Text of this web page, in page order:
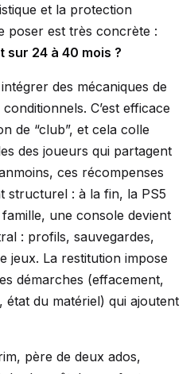
et la protection
poser est très concrète :
24 à 40 mois ?
des mécaniques de
C’est efficace
de “club”, et cela colle
des joueurs qui partagent
ces récompenses
structurel : à la fin, la PS5
une console devient
: profils, sauvegardes,
jeux. La restitution impose
démarches (effacement,
état du matériel) qui ajoutent
père de deux ados,